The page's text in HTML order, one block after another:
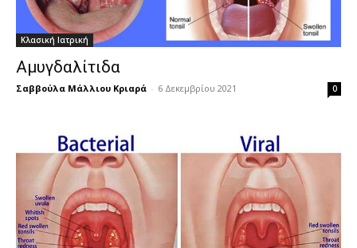
Κλασική Ιατρική
Αμυγδαλίτιδα
Σαββούλα Μάλλιου Κριαρά - 6 Δεκεμβρίου 2021 0